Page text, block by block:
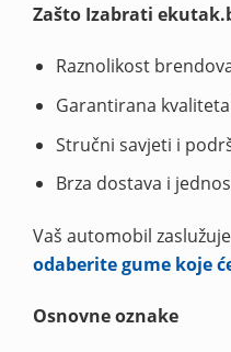
Zašto Izabrati
Raznolikost
Garantirana
Stručni savjeti i
Brza dostava i
Vaš automobil
odaberite gume koje
Osnovne oznake